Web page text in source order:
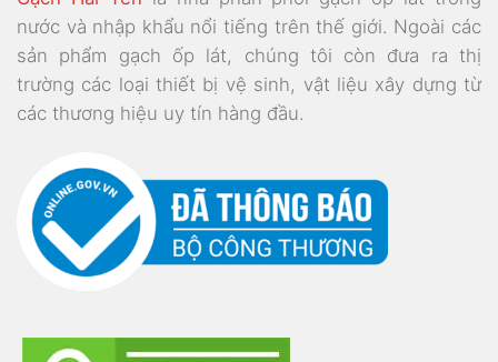
nước và nhập khẩu nổi tiếng trên thế giới. Ngoài các
sản phẩm gạch ốp lát, chúng tôi còn đưa ra thị
trường các loại thiết bị vệ sinh, vật liệu xây dựng từ
các thương hiệu uy tín hàng đầu.